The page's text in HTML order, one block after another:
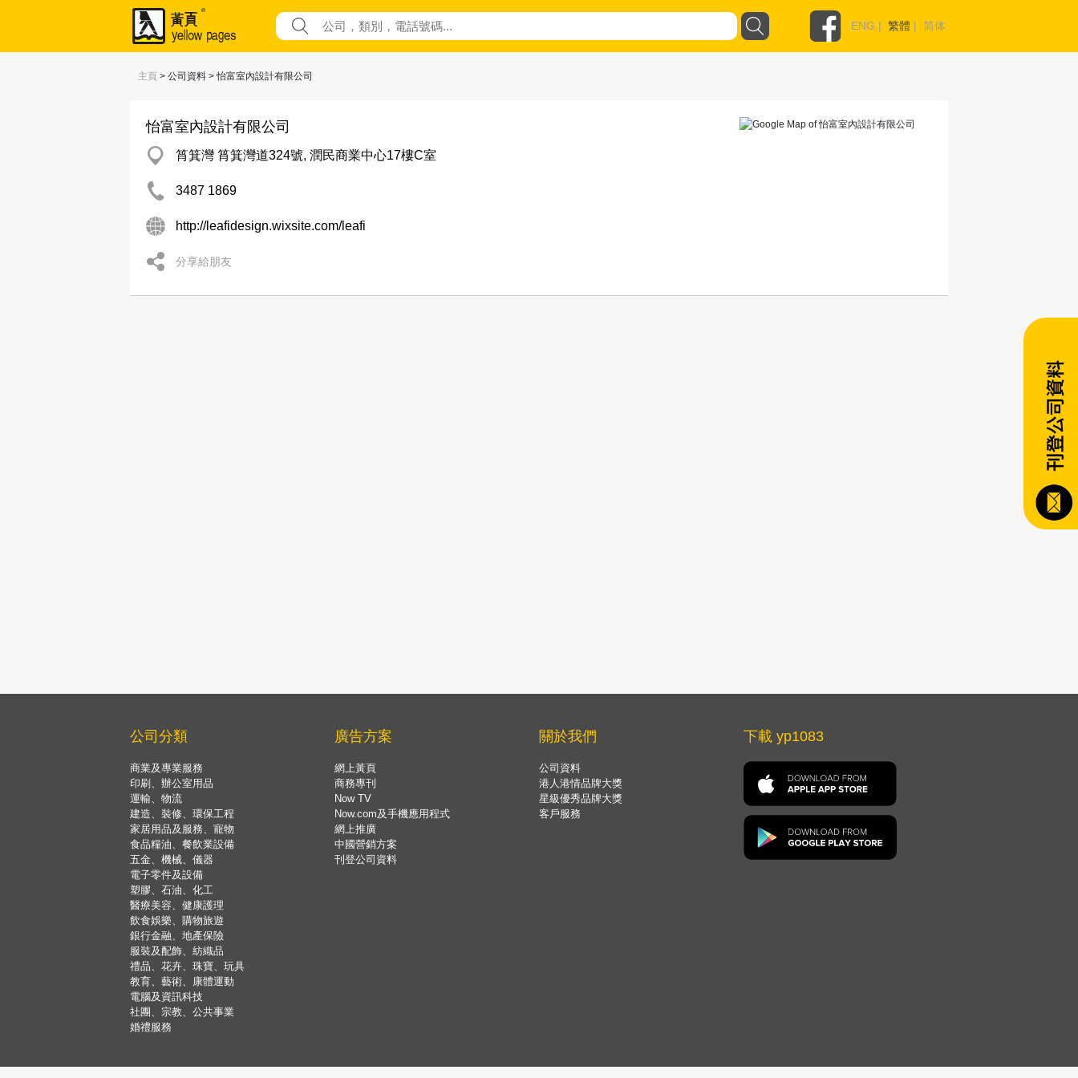
ENG | 繁體 | 简体
主頁 > 公司資料 > 怡富室內設計有限公司
怡富室內設計有限公司
筲箕灣 筲箕灣道324號, 潤民商業中心17樓C室
3487 1869
http://leafidesign.wixsite.com/leafi
分享給朋友
公司分類
商業及專業服務
印刷、辦公室用品
運輸、物流
建造、裝修、環保工程
家居用品及服務、寵物
食品糧油、餐飲業設備
五金、機械、儀器
電子零件及設備
塑膠、石油、化工
醫療美容、健康護理
飲食娛樂、購物旅遊
銀行金融、地產保險
服裝及配飾、紡織品
禮品、花卉、珠寶、玩具
教育、藝術、康體運動
電腦及資訊科技
社團、宗教、公共事業
婚禮服務
廣告方案
網上黃頁
商務專刊
Now TV
Now.com及手機應用程式
網上推廣
中國營銷方案
刊登公司資料
關於我們
公司資料
港人港情品牌大獎
星級優秀品牌大獎
客戶服務
下載 yp1083